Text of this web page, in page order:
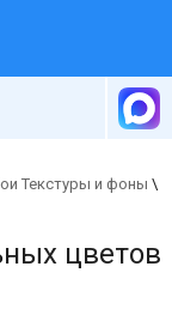
Текстуры и фоны \
цветов